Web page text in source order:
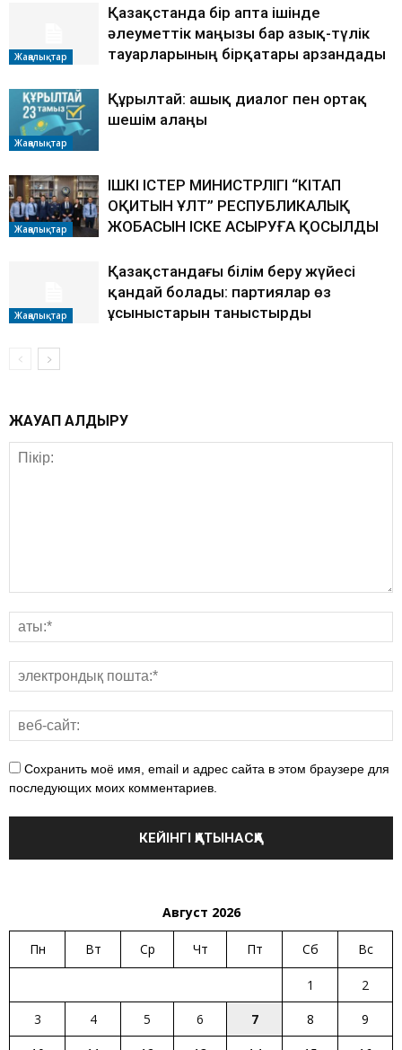
Жаңалықтар
Қазақстанда бір апта ішінде
әлеуметтік маңызы бар азық-түлік
тауарларының бірқатары арзандады
Жаңалықтар
Құрылтай: ашық диалог пен ортақ
шешім алаңы
Жаңалықтар
ІШКІ ІСТЕР МИНИСТРЛІГІ “КІТАП
ОҚИТЫН ҰЛТ” РЕСПУБЛИКАЛЫҚ
ЖОБАСЫН ІСКЕ АСЫРУҒА ҚОСЫЛДЫ
Жаңалықтар
Қазақстандағы білім беру жүйесі
қандай болады: партиялар өз
ұсыныстарын таныстырды
ЖАУАП ҚАЛДЫРУ
Сохранить моё имя, email и адрес сайта в этом браузере для
последующих моих комментариев.
Август 2026
Пн Вт Ср Чт Пт Сб Вс
1
2
3
4 5 6 7 8
9